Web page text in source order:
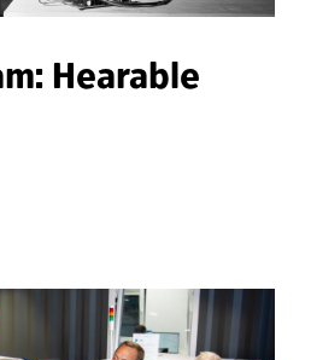
Hearable